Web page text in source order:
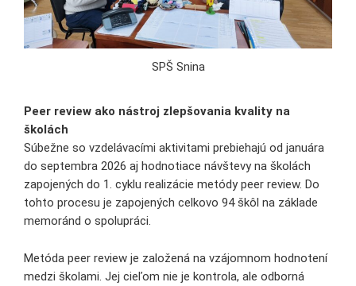
SPŠ Snina
Peer review ako nástroj zlepšovania kvality na
školách
Súbežne so vzdelávacími aktivitami prebiehajú od januára
do septembra 2026 aj hodnotiace návštevy na školách
zapojených do 1. cyklu realizácie metódy peer review. Do
tohto procesu je zapojených celkovo 94 škôl na základe
memoránd o spolupráci.
Metóda peer review je založená na vzájomnom hodnotení
medzi školami. Jej cieľom nie je kontrola, ale odborná